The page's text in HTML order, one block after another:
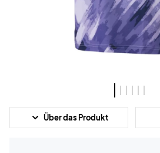
Über das Produkt